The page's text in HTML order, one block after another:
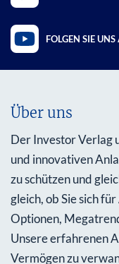
FOLGEN SIE
Über uns
Der Investor Verlag
und innovativen
zu schützen und
gleich, ob Sie sich
Optionen,
Unsere erfahrenen
Vermögen zu